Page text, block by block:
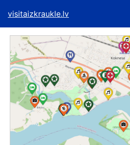
visitaizkraukle.lv